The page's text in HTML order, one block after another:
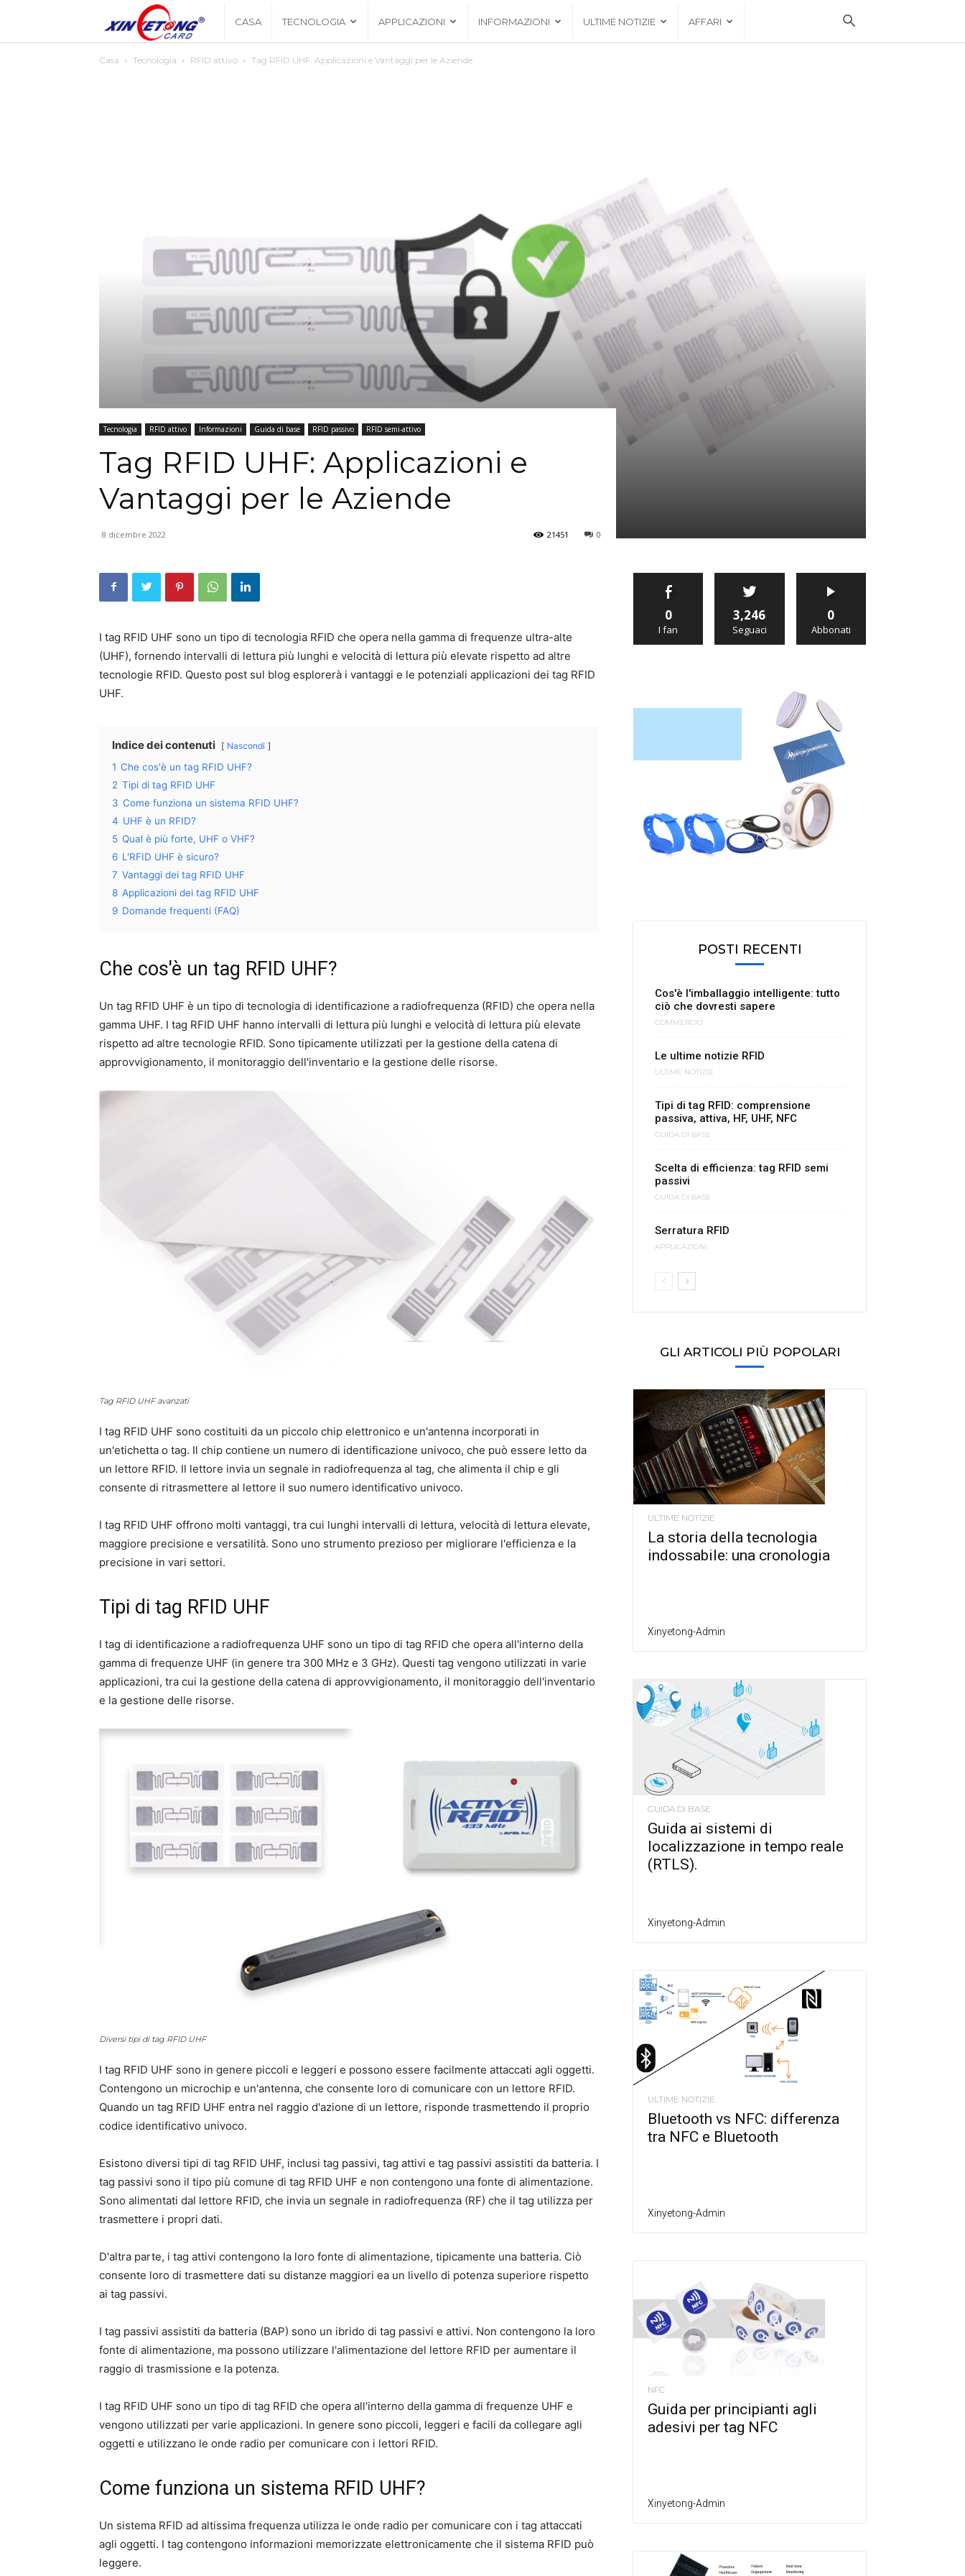
Xingyetongblog
CASA TECNOLOGIA APPLICAZIONI INFORMAZIONI ULTIME NOTIZIE AFFARI
Casa Tecnologia RFID attivo Tag RFID UHF: Applicazioni e Vantaggi per le Aziende
Tecnologia RFID attivo Informazioni Guida di base RFID passivo RFID semi-attivo
Tag RFID UHF: Applicazioni e
Vantaggi per le Aziende
8 dicembre 2022 0
21451
I tag RFID UHF sono un tipo di tecnologia RFID che opera nella gamma di frequenze ultra-alte
(UHF), fornendo intervalli di lettura più lunghi e velocità di lettura più elevate rispetto ad altre
tecnologie RFID. Questo post sul blog esplorerà i vantaggi e le potenziali applicazioni dei tag RFID
UHF.
Indice dei contenuti Nascondi
1 Che cos'è un tag RFID UHF?
2 Tipi di tag RFID UHF
3 Come funziona un sistema RFID UHF?
4 UHF è un RFID?
5 Qual è più forte, UHF o VHF?
6 L'RFID UHF è sicuro?
7 Vantaggi dei tag RFID UHF
8 Applicazioni dei tag RFID UHF
9 Domande frequenti (FAQ)
Che cos'è un tag RFID UHF?
Un tag RFID UHF è un tipo di tecnologia di identificazione a radiofrequenza (RFID) che opera nella
gamma UHF. I tag RFID UHF hanno intervalli di lettura più lunghi e velocità di lettura più elevate
rispetto ad altre tecnologie RFID. Sono tipicamente utilizzati per la gestione della catena di
approvvigionamento, il monitoraggio dell'inventario e la gestione delle risorse.
Tag RFID UHF avanzati
I tag RFID UHF sono costituiti da un piccolo chip elettronico e un'antenna incorporati in
un'etichetta o tag. Il chip contiene un numero di identificazione univoco, che può essere letto da
un lettore RFID. Il lettore invia un segnale in radiofrequenza al tag, che alimenta il chip e gli
consente di ritrasmettere al lettore il suo numero identificativo univoco.
I tag RFID UHF offrono molti vantaggi, tra cui lunghi intervalli di lettura, velocità di lettura elevate,
maggiore precisione e versatilità. Sono uno strumento prezioso per migliorare l'efficienza e la
precisione in vari settori.
Tipi di tag RFID UHF
I tag di identificazione a radiofrequenza UHF sono un tipo di tag RFID che opera all'interno della
gamma di frequenze UHF (in genere tra 300 MHz e 3 GHz). Questi tag vengono utilizzati in varie
applicazioni, tra cui la gestione della catena di approvvigionamento, il monitoraggio dell'inventario
e la gestione delle risorse.
Diversi tipi di tag RFID UHF
I tag RFID UHF sono in genere piccoli e leggeri e possono essere facilmente attaccati agli oggetti.
Contengono un microchip e un'antenna, che consente loro di comunicare con un lettore RFID.
Quando un tag RFID UHF entra nel raggio d'azione di un lettore, risponde trasmettendo il proprio
codice identificativo univoco.
Esistono diversi tipi di tag RFID UHF, inclusi tag passivi, tag attivi e tag passivi assistiti da batteria. I
tag passivi sono il tipo più comune di tag RFID UHF e non contengono una fonte di alimentazione.
Sono alimentati dal lettore RFID, che invia un segnale in radiofrequenza (RF) che il tag utilizza per
trasmettere i propri dati.
D'altra parte, i tag attivi contengono la loro fonte di alimentazione, tipicamente una batteria. Ciò
consente loro di trasmettere dati su distanze maggiori ea un livello di potenza superiore rispetto
ai tag passivi.
I tag passivi assistiti da batteria (BAP) sono un ibrido di tag passivi e attivi. Non contengono la loro
fonte di alimentazione, ma possono utilizzare l'alimentazione del lettore RFID per aumentare il
raggio di trasmissione e la potenza.
I tag RFID UHF sono un tipo di tag RFID che opera all'interno della gamma di frequenze UHF e
vengono utilizzati per varie applicazioni. In genere sono piccoli, leggeri e facili da collegare agli
oggetti e utilizzano le onde radio per comunicare con i lettori RFID.
Come funziona un sistema RFID UHF?
Un sistema RFID ad altissima frequenza utilizza le onde radio per comunicare con i tag attaccati
agli oggetti. I tag contengono informazioni memorizzate elettronicamente che il sistema RFID può
leggere.
0
I fan
3,246
Seguaci
0
Abbonati
POSTI RECENTI
Cos'è l'imballaggio intelligente: tutto
ciò che dovresti sapere
COMMERCIO
Le ultime notizie RFID
ULTIME NOTIZIE
Tipi di tag RFID: comprensione
passiva, attiva, HF, UHF, NFC
GUIDA DI BASE
Scelta di efficienza: tag RFID semi
passivi
GUIDA DI BASE
Serratura RFID
APPLICAZIONI
GLI ARTICOLI PIÙ POPOLARI
ULTIME NOTIZIE
La storia della tecnologia
indossabile: una cronologia
Xinyetong-Admin
GUIDA DI BASE
Guida ai sistemi di
localizzazione in tempo reale
(RTLS).
Xinyetong-Admin
ULTIME NOTIZIE
Bluetooth vs NFC: differenza
tra NFC e Bluetooth
Xinyetong-Admin
NFC
Guida per principianti agli
adesivi per tag NFC
Xinyetong-Admin